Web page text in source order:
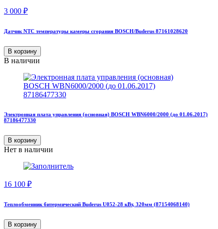
3 000 ₽
Датчик NTC температуры камеры сгорания BOSCH/Buderus 87161028620
В корзину
В наличии
Электронная плата управления (основная) BOSCH WBN6000/2000 (до 01.06.2017)
87186477330
В корзину
Нет в наличии
16 100 ₽
Теплообменник битермический Buderus U052-28 кВт, 320мм (87154068140)
В корзину